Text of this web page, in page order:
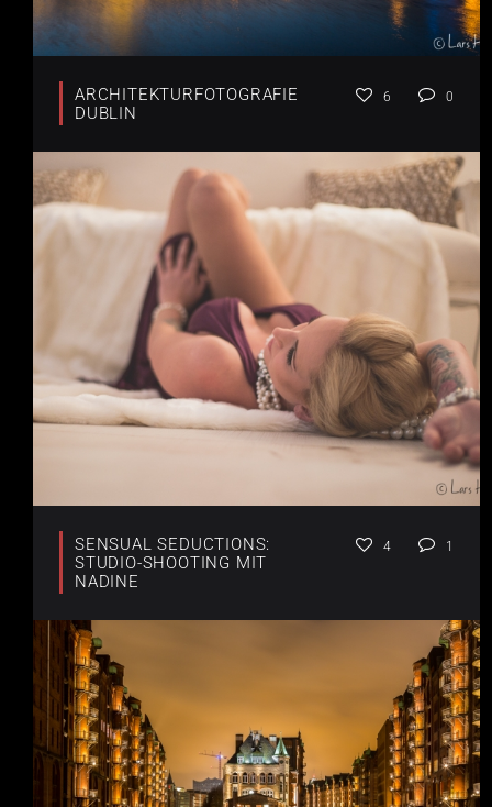
ARCHITEKTURFOTOGRAFIE
DUBLIN
6 0
SENSUAL SEDUCTIONS:
STUDIO-SHOOTING MIT
NADINE
4 1